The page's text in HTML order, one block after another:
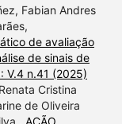
Fabian Andres
de avaliação
de sinais de
V.4 n.41 (2025)
Cristina
de Oliveira
, AÇÃO